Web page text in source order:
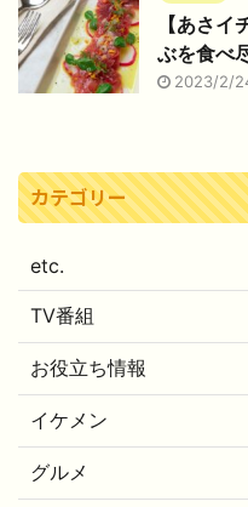
【あさ
ぶを食べ
2023/2/
カテゴリー
etc.
TV番組
お役立ち情報
イケメン
グルメ